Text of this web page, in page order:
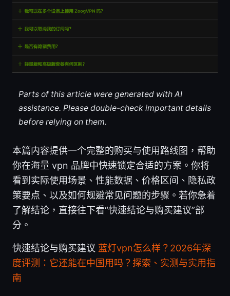
Parts of this article were generated with AI
assistance. Please double-check important details
before relying on them.
本篇内容提供一个完整的购买与使用路线图，帮助
你在海量 vpn 品牌中快速锁定合适的方案。你将
看到实际使用场景、性能数据、价格区间、隐私政
策要点、以及如何规避常见问题的步骤。若你急着
了解结论，直接往下看“快速结论与购买建议”部
分。
快速结论与购买建议 蓝灯vpn怎么样？2026年深
度评测：它还能在中国用吗？探索、实测与实用指
南